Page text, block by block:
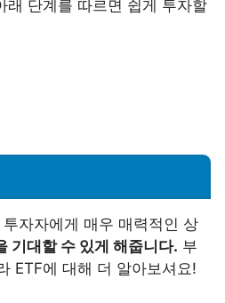
래 단계를 따르면 쉽게 투자할
자자에게 매우 매력적인 상
기대할 수 있게 해줍니다. 부
ETF에 대해 더 알아보셔요!